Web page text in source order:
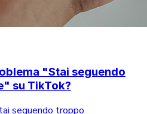
"Stai seguendo
su TikTok?
seguendo troppo